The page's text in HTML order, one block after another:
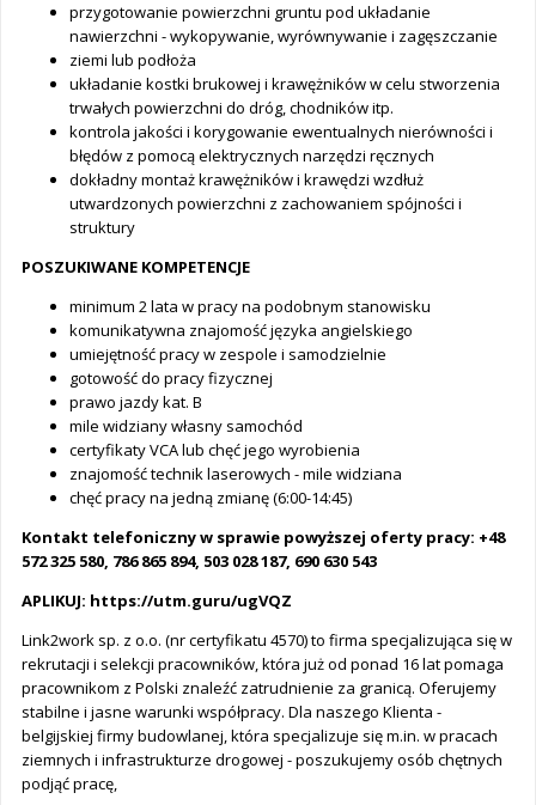
przygotowanie powierzchni gruntu pod układanie
nawierzchni - wykopywanie, wyrównywanie i zagęszczanie
ziemi lub podłoża
układanie kostki brukowej i krawężników w celu stworzenia
trwałych powierzchni do dróg, chodników itp.
kontrola jakości i korygowanie ewentualnych nierówności i
błędów z pomocą elektrycznych narzędzi ręcznych
dokładny montaż krawężników i krawędzi wzdłuż
utwardzonych powierzchni z zachowaniem spójności i
struktury
POSZUKIWANE KOMPETENCJE
minimum 2 lata w pracy na podobnym stanowisku
komunikatywna znajomość języka angielskiego
umiejętność pracy w zespole i samodzielnie
gotowość do pracy fizycznej
prawo jazdy kat. B
mile widziany własny samochód
certyfikaty VCA lub chęć jego wyrobienia
znajomość technik laserowych - mile widziana
chęć pracy na jedną zmianę (6:00-14:45)
Kontakt telefoniczny w sprawie powyższej oferty pracy: +48
572 325 580, 786 865 894, 503 028 187, 690 630 543
APLIKUJ: https://utm.guru/ugVQZ
Link2work sp. z o.o. (nr certyfikatu 4570) to firma specjalizująca się w
rekrutacji i selekcji pracowników, która już od ponad 16 lat pomaga
pracownikom z Polski znaleźć zatrudnienie za granicą. Oferujemy
stabilne i jasne warunki współpracy. Dla naszego Klienta -
belgijskiej firmy budowlanej, która specjalizuje się m.in. w pracach
ziemnych i infrastrukturze drogowej - poszukujemy osób chętnych
podjąć pracę,